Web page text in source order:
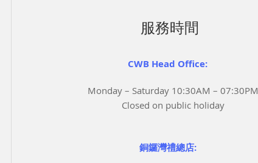
CWB Head Office:
銅鑼灣禮總店:
Monday – Saturday 10:30AM – 07:30PM
Closed on public holiday
服務時間